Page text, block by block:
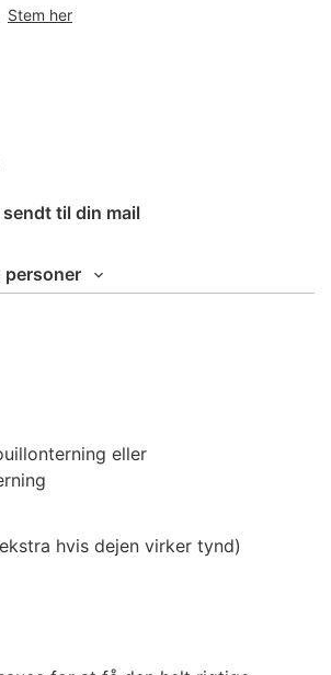
Stem her
til din mail
personer
eller
hvis dejen virker tynd)